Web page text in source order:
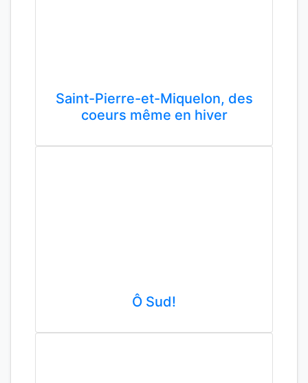
Saint-Pierre-et-Miquelon, des
coeurs même en hiver
Ô Sud!